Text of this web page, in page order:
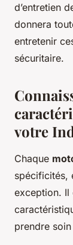
d’entretien
donnera
entretenir
sécuritaire.
votre
Chaque
spécificités,
exception. Il
prendre